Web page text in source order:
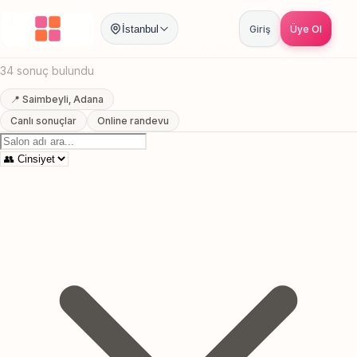
İstanbul Giriş Üye Ol
Anasayfa / Adana Saimbeyli Bebek Sac Kesimi
Saimbeyli, Adana Bebek Sac Kesimi
34 sonuç bulundu
📍 Saimbeyli, Adana
Canlı sonuçlar
Online randevu